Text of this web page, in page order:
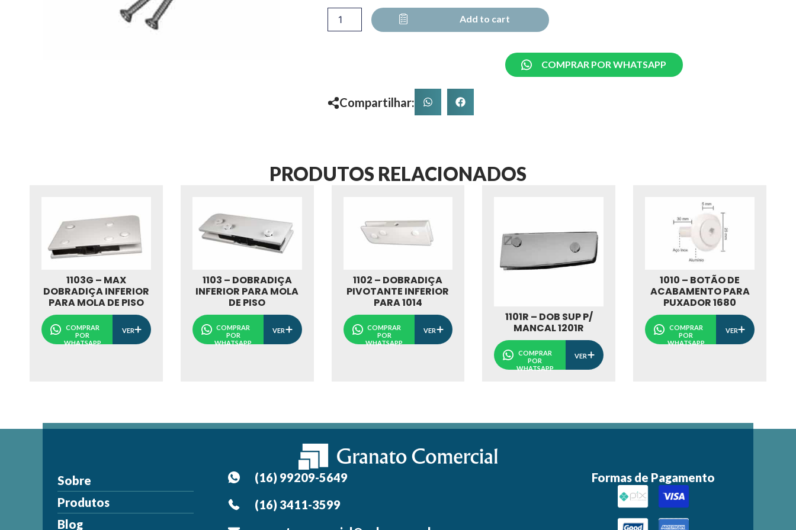
Add to cart
COMPRAR POR WHATSAPP
Compartilhar:
PRODUTOS RELACIONADOS
1103G – MAX
DOBRADIÇA INFERIOR
PARA MOLA DE PISO
COMPRAR
POR
WHATSAPP
VER
1103 – DOBRADIÇA
INFERIOR PARA MOLA
DE PISO
COMPRAR
POR
WHATSAPP
VER
1102 – DOBRADIÇA
PIVOTANTE INFERIOR
PARA 1014
COMPRAR
POR
WHATSAPP
VER
1101R – DOB SUP P/
MANCAL 1201R
COMPRAR
POR
WHATSAPP
VER
1010 – BOTÃO DE
ACABAMENTO PARA
PUXADOR 1680
COMPRAR
POR
WHATSAPP
VER
Sobre
Produtos
Blog
(16) 99209-5649
(16) 3411-3599
Formas de Pagamento